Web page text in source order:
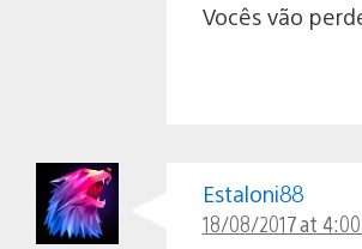
Vocês vão
Estaloni88
18/08/2017 at